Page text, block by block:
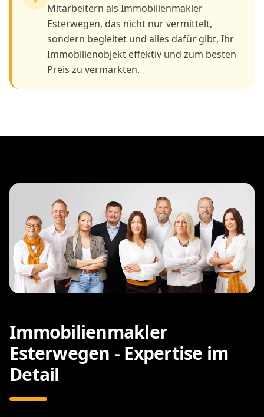
Mitarbeitern als Immobilienmakler
Esterwegen, das nicht nur vermittelt,
sondern begleitet und alles dafür gibt, Ihr
Immobilienobjekt effektiv und zum besten
Preis zu vermarkten.
Immobilienmakler
Esterwegen - Expertise im
Detail